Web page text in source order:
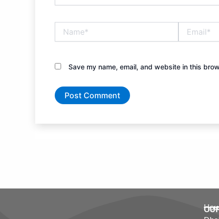
Save my name, email, and website in this